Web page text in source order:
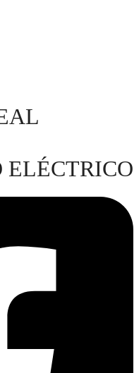
ELÉCTRICO